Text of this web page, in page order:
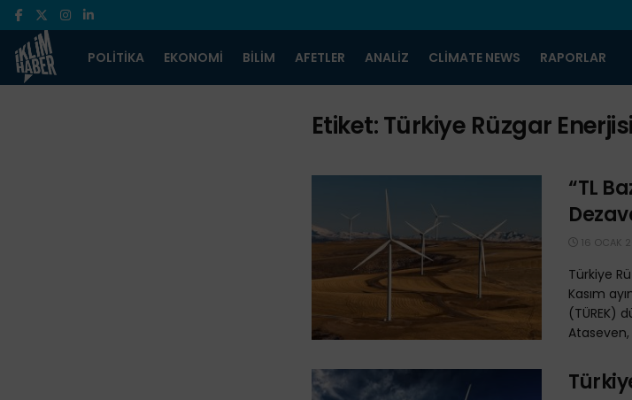
POLITIKA EKONOMI BILIM AFETLER ANALIZ CLIMATE NEWS RAPORLAR
Etiket:Türkiye Rüzgar
“TL
16 OCAK
Türkiye
Kasım
(TÜREK)
Ataseven,